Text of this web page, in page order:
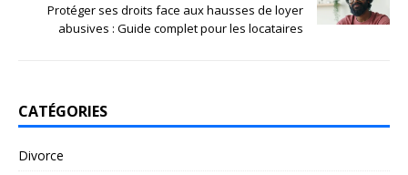
Protéger ses droits face aux hausses de loyer
abusives : Guide complet pour les locataires
CATÉGORIES
Divorce